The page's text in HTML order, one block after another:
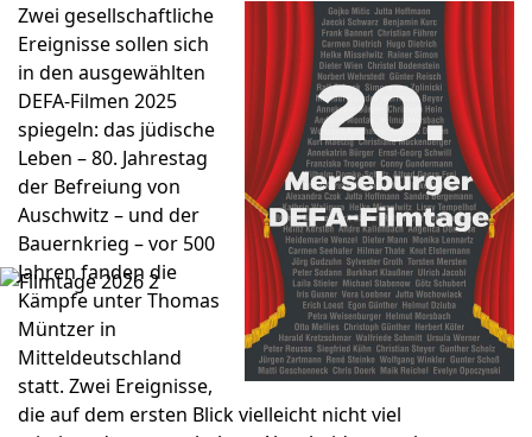
Zwei gesellschaftliche
Ereignisse sollen sich
in den ausgewählten
DEFA-Filmen 2025
spiegeln: das jüdische
Leben – 80. Jahrestag
der Befreiung von
Auschwitz – und der
Bauernkrieg – vor 500
Jahren fanden die
Kämpfe unter Thomas
Müntzer in
Mitteldeutschland
statt. Zwei Ereignisse,
die auf dem ersten Blick vielleicht nicht viel